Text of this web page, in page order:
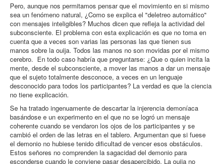
Pero, aunque nos permitamos pensar que el movimiento en si mismo
sea un fenómeno natural, ¿Como se explica el "deletreo automático"
con mensajes inteligibles? Muchos dicen que refleja la actividad del
subconsciente. El problema con esta explicación es que no toma en
cuenta que a veces son varias las personas las que tienen sus
manos sobre la ouija. Todos las manos no son movidas por el mismo
cerebro. En todo caso habría que preguntarse: ¿Que o quien incita la
mente, desde el subconsciente, a mover las manos a dar un mensaje
que el sujeto totalmente desconoce, a veces en un lenguaje
desconocido para todos los participantes? La verdad es que la ciencia
no tiene explicación.
Se ha tratado ingenuamente de descartar la injerencia demoníaca
basándose e un experimento en el que no se logró un mensaje
coherente cuando se vendaron los ojos de los participantes y se
cambió el orden de las letras en el tablero. Argumentan que si fuese
el demonio no hubiese tenido dificultad de vencer esos obstáculos.
Estos señores no comprenden la sagacidad del demonio para
esconderse cuando le conviene pasar desapercibido. La ouija no